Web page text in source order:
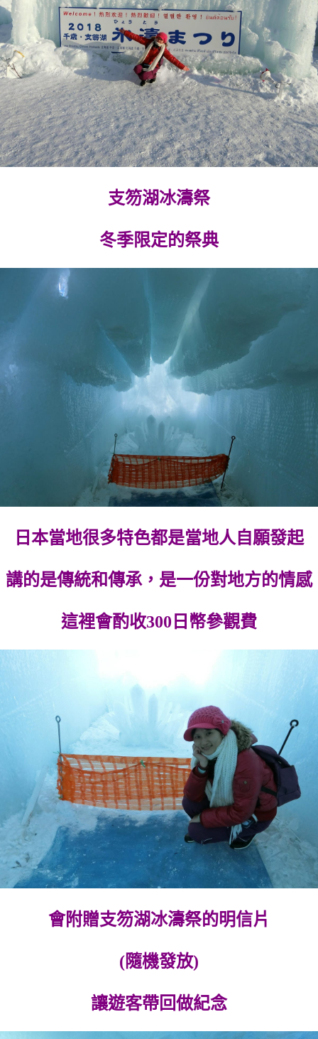
支笏湖冰濤祭
冬季限定的祭典
日本當地很多特色都是當地人自願發起
講的是傳統和傳承，是一份對地方的情感
這裡會酌收300日幣參觀費
會附贈支笏湖冰濤祭的明信片
(隨機發放)
讓遊客帶回做紀念